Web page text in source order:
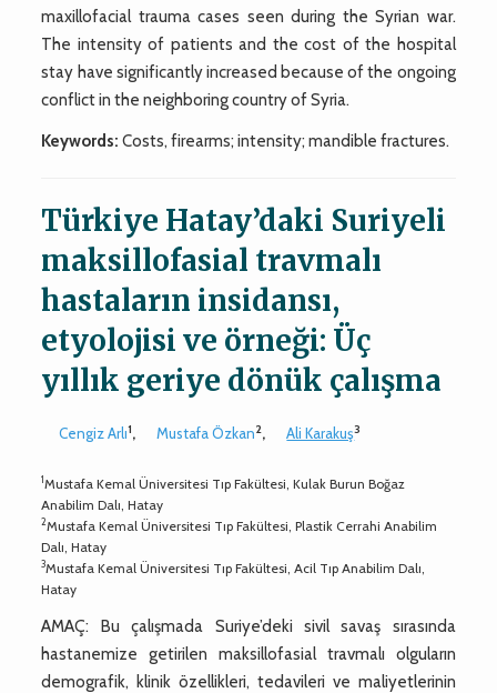
maxillofacial trauma cases seen during the Syrian war.
The intensity of patients and the cost of the hospital
stay have significantly increased because of the ongoing
conflict in the neighboring country of Syria.
Keywords: Costs, firearms; intensity; mandible fractures.
Türkiye Hatay’daki Suriyeli
maksillofasial travmalı
hastaların insidansı,
etyolojisi ve örneği: Üç
yıllık geriye dönük çalışma
Cengiz Arlı1, Mustafa Özkan2, Ali Karakuş3
1Mustafa Kemal Üniversitesi Tıp Fakültesi, Kulak Burun Boğaz
Anabilim Dalı, Hatay
2Mustafa Kemal Üniversitesi Tıp Fakültesi, Plastik Cerrahi Anabilim
Dalı, Hatay
3Mustafa Kemal Üniversitesi Tıp Fakültesi, Acil Tıp Anabilim Dalı,
Hatay
AMAÇ: Bu çalışmada Suriye’deki sivil savaş sırasında
hastanemize getirilen maksillofasial travmalı olguların
demografik, klinik özellikleri, tedavileri ve maliyetlerinin